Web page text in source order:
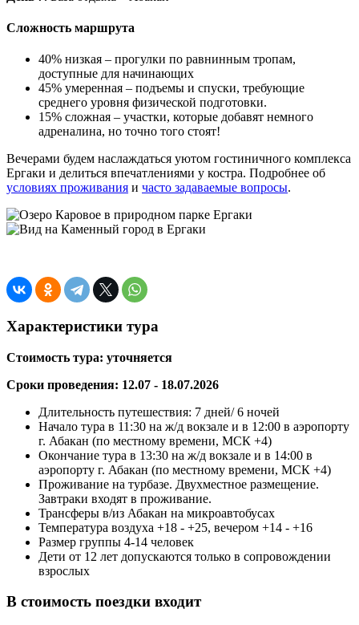
Сложность маршрута
40% низкая – прогулки по равнинным тропам,
доступные для начинающих
45% умеренная – подъемы и спуски, требующие
среднего уровня физической подготовки.
15% сложная – участки, которые добавят немного
адреналина, но точно того стоят!
Вечерами будем наслаждаться уютом гостиничного комплекса
Ергаки и делиться впечатлениями у костра. Подробнее об
условиях проживания и часто задаваемые вопросы.
Характеристики тура
Стоимость тура: уточняется
Сроки проведения: 12.07 - 18.07.2026
Длительность путешествия: 7 дней/ 6 ночей
Начало тура в 11:30 на ж/д вокзале и в 12:00 в аэропорту
г. Абакан (по местному времени, МСК +4)
Окончание тура в 13:30 на ж/д вокзале и в 14:00 в
аэропорту г. Абакан (по местному времени, МСК +4)
Проживание на турбазе. Двухместное размещение.
Завтраки входят в проживание.
Трансферы в/из Абакан на микроавтобусах
Температура воздуха +18 - +25, вечером +14 - +16
Размер группы 4-14 человек
Дети от 12 лет допускаются только в сопровождении
взрослых
В стоимость поездки входит